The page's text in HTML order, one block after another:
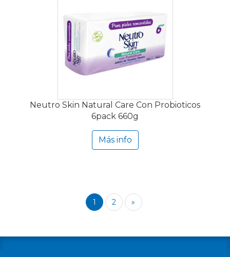
Neutro Skin Natural Care Con Probioticos
6pack 660g
Más info
1 2 »